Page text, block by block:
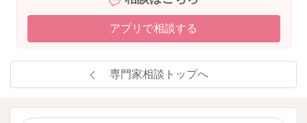
アプリで相談する
専門家相談トップへ